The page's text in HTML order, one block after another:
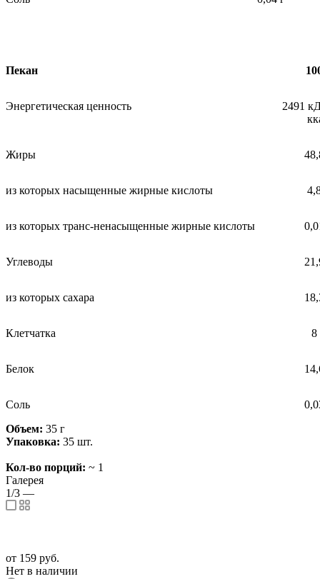
Пекан
Энергетическая ценность
2491
Жиры
из которых насыщенные жирные кислоты
из которых транс-ненасыщенные жирные кислоты
Углеводы
из которых сахара
Клетчатка 8
Белок
Соль
Объем: 35 г
Упаковка: 35 шт.
Кол-во порций: ~ 1
Галерея
1/3 —
от 159 руб.
Нет в наличии